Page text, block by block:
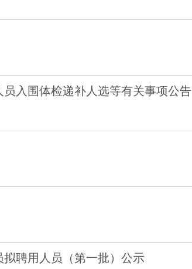
入围体检递补人选等有关事项公告
聘用人员（第一批）公示